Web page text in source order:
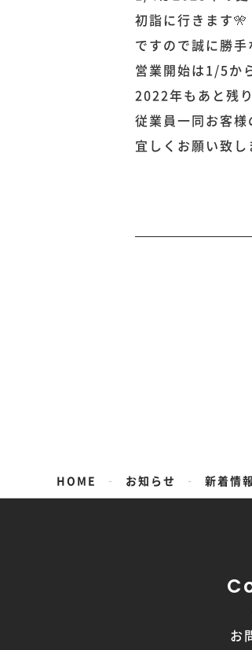
初詣に行きます🎌
ですので誠に勝手
営業開始は1/5か
2022年もあと残
従業員一同お客
宜しくお願い致し
HOME - お知らせ - 新着情
お